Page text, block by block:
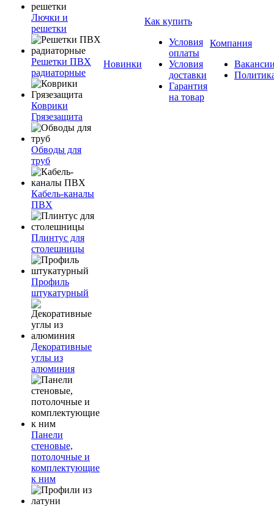
Лючки и
решетки
Решетки ПВХ
радиаторные
Коврики
Грязезащита
Обводы для
труб
Кабель-каналы
ПВХ
Плинтус для
столешницы
Профиль
штукатурный
Декоративные
углы из
алюминия
Панели
стеновые,
потолочные и
комплектующие
к ним
Новинки
Как купить
Условия
оплаты
Условия
доставки
Гарантия
на товар
Компания